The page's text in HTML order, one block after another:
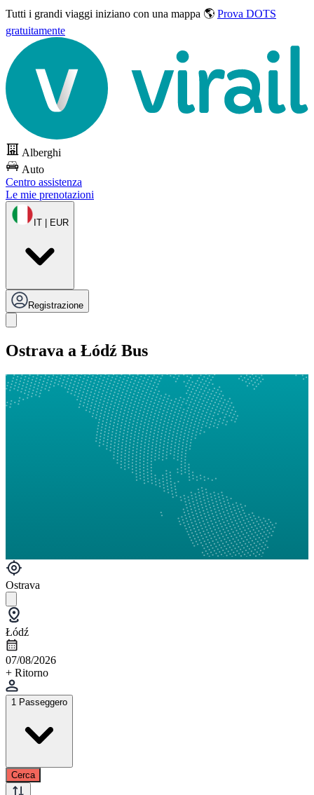
Tutti i grandi viaggi iniziano con una mappa 🌎 Prova DOTS
gratuitamente
Alberghi
Auto
Centro assistenza
Le mie prenotazioni
IT | EUR
Registrazione
Ostrava a Łódź Bus
Ostrava
Łódź
07/08/2026
+ Ritorno
1 Passeggero
Cerca